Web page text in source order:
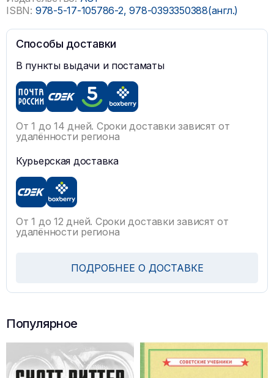
ISBN: 978-5-17-105786-2, 978-0393350388(англ.)
Способы доставки
В пункты выдачи и постаматы
От 1 до 14 дней. Сроки доставки зависят от
удалённости региона
Курьерская доставка
От 1 до 12 дней. Сроки доставки зависят от
удалённости региона
ПОДРОБНЕЕ О ДОСТАВКЕ
Популярное